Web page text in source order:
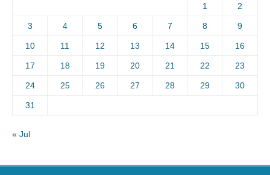
1 2
3 4 5 6 7 8 9
10 11 12 13 14 15 16
17 18 19 20 21 22 23
24 25 26 27 28 29 30
31
« Jul